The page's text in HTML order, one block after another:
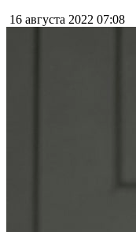
16 августа 2022 07:08